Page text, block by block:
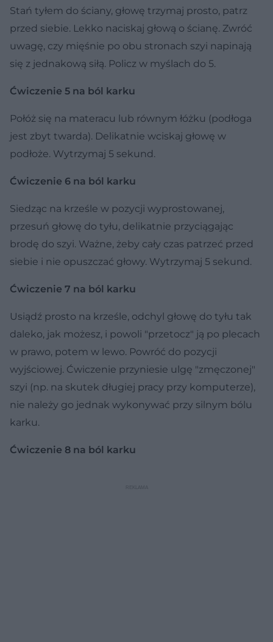
Stań tyłem do ściany, głowę trzymaj prosto, patrz
przed siebie. Lekko naciskaj głową o ścianę. Zwróć
uwagę, czy mięśnie po obu stronach szyi napinają
się z jednakową siłą. Policz w myślach do 5.
Ćwiczenie 5 na ból karku
Połóż się na materacu lub równym łóżku (podłoga
jest zbyt twarda). Delikatnie wciskaj głowę w
podłoże. Wytrzymaj 5 sekund.
Ćwiczenie 6 na ból karku
Siedząc na krześle w pozycji wyprostowanej,
przesuń głowę do tyłu, delikatnie przyciągając
brodę do szyi. Ważne, żeby cały czas patrzeć przed
siebie i nie opuszczać głowy. Wytrzymaj 5 sekund.
Ćwiczenie 7 na ból karku
Usiądź prosto na krześle, odchyl głowę do tyłu tak
daleko, jak możesz, i powoli "przetocz" ją po plecach
w prawo, potem w lewo. Powróć do pozycji
wyjściowej. Ćwiczenie przyniesie ulgę "zmęczonej"
szyi (np. na skutek długiej pracy przy komputerze),
nie należy go jednak wykonywać przy silnym bólu
karku.
Ćwiczenie 8 na ból karku